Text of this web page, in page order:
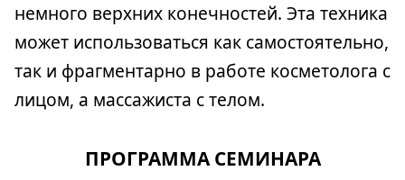
немного верхних конечностей. Эта техника
может использоваться как самостоятельно,
так и фрагментарно в работе косметолога с
лицом, а массажиста с телом.
ПРОГРАММА СЕМИНАРА